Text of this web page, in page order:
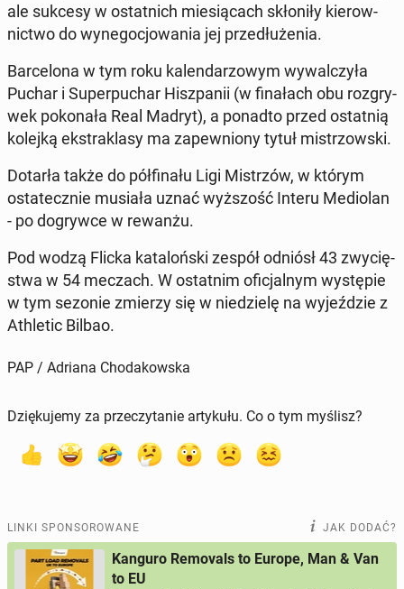
ale sukcesy w ostat­nich mie­sią­cach skło­ni­ły kie­row­
nic­two do wy­ne­go­cjo­wa­nia jej prze­dłu­że­nia.
Bar­ce­lo­na w tym roku ka­len­da­rzo­wym wy­wal­czy­ła
Puchar i Su­per­pu­char Hisz­pa­nii (w fi­na­łach obu roz­gry­
wek po­ko­na­ła Real Madryt), a ponadto przed ostat­nią
kolejką eks­tra­kla­sy ma za­pew­nio­ny tytuł mi­strzow­ski.
Dotarła także do pół­fi­na­łu Ligi Mi­strzów, w którym
osta­tecz­nie musiała uznać wyż­szość Interu Me­dio­lan
- po do­gryw­ce w rewanżu.
Pod wodzą Flicka ka­ta­loń­ski zespół odniósł 43 zwy­cię­
stwa w 54 meczach. W ostat­nim ofi­cjal­nym wy­stę­pie
w tym sezonie zmierzy się w nie­dzie­lę na wy­jeź­dzie z
Ath­le­tic Bilbao.
PAP / Adriana Chodakowska
Dziękujemy za przeczytanie artykułu. Co o tym myślisz?
LINKI SPONSOROWANE JAK DODAĆ?
Kanguro Removals to Europe, Man & Van
to EU